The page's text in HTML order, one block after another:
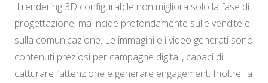
Il rendering 3D configurabile non migliora solo la fase di
progettazione, ma incide profondamente sulle vendite e
sulla comunicazione. Le immagini e i video generati sono
contenuti preziosi per campagne digitali, capaci di
catturare l’attenzione e generare engagement. Inoltre, la